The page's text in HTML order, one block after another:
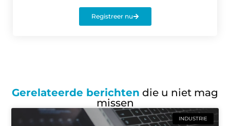
Registreer nu
Gerelateerde berichten die u niet mag
missen
INDUSTRIE